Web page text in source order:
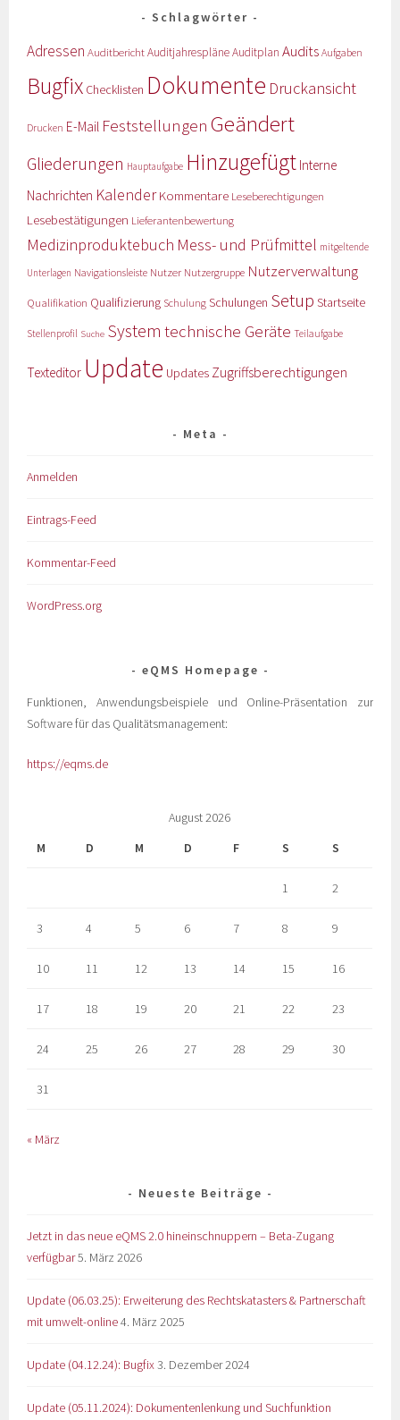
Schlagwörter
Adressen AuditberichtAuditjahrespläneAuditplan Audits Aufgaben
Bugfix Checklisten Dokumente Druckansicht
Drucken E-Mail Feststellungen Geändert
Gliederungen Hauptaufgabe Hinzugefügt Interne
Nachrichten KalenderKommentare Leseberechtigungen
Lesebestätigungen Lieferantenbewertung
Medizinproduktebuch Mess- und Prüfmittel mitgeltende
Unterlagen Navigationsleiste Nutzer Nutzergruppe Nutzerverwaltung
Qualifikation Qualifizierung Schulung Schulungen Setup Startseite
Stellenprofil Suche System technische Geräte Teilaufgabe
Texteditor Update Updates Zugriffsberechtigungen
Meta
Anmelden
Eintrags-Feed
Kommentar-Feed
WordPress.org
eQMS Homepage
Funktionen, Anwendungsbeispiele und Online-Präsentation zur
Software für das Qualitätsmanagement:
https://eqms.de
August 2026
M
D M D F S S
1 2
3 4 5 6 7 8 9
10 11 12 13 14 15 16
17 18 19 20 21 22 23
24 25 26 27 28 29 30
31
« März
Neueste Beiträge
Jetzt in das neue eQMS 2.0 hineinschnuppern – Beta-Zugang
verfügbar5. März 2026
Update (06.03.25): Erweiterung des Rechtskatasters & Partnerschaft
mit umwelt-online4. März 2025
Update (04.12.24): Bugfix3. Dezember 2024
Update (05.11.2024): Dokumentenlenkung und Suchfunktion